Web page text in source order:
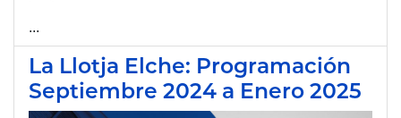
...
La Llotja Elche: Programación
Septiembre 2024 a Enero 2025